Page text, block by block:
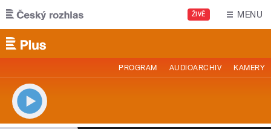
Přejít k hlavnímu obsahu
ŽIVĚ MENU
PROGRAM AUDIOARCHIV KAMERY